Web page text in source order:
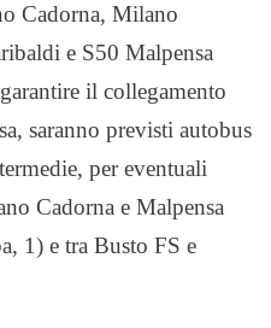
Cadorna, Milano
e S50 Malpensa
il collegamento
saranno previsti autobus
per eventuali
Cadorna e Malpensa
1) e tra Busto FS e